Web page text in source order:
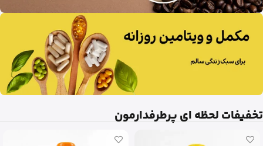
تخفیفات لحظه ای پرطرفدارمون